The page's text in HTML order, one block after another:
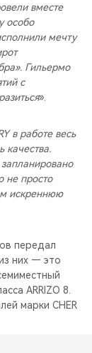
вместе
особо
мечту
Гильермо
с
».
в работе весь
качества.
не просто
искреннюю
передал
них — это
ARRIZO 8.
марки CHER